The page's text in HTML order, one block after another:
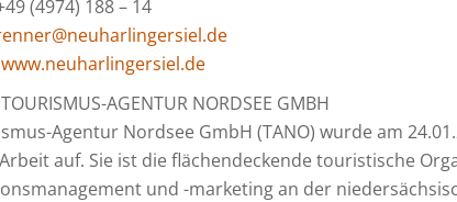
(4974) 188 – 14
www.neuharlingersiel.de
AGENTUR NORDSEE GMBH
Agentur Nordsee GmbH (TANO) wurde am
auf. Sie ist die flächendeckende touristische
und -marketing an der